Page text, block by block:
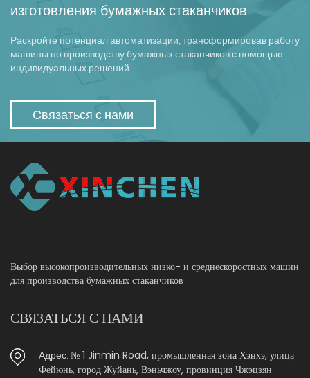
изготовления бумажных стаканчиков
Раскройте потенциал автоматизации, трансформировав работу
машины по производству бумажных стаканчиков с помощью
индивидуальных решений
Связаться с нами
Выбор высокопроизводительных низко- и среднескоростных машин
для производства бумажных стаканчиков
СВЯЗАТЬСЯ С НАМИ
Адрес: № 1 Jinmin Road, промышленная зона Хэнхэ, улица
Фейюнь, город Жуйань, Вэньчжоу, провинция Чжэцзян